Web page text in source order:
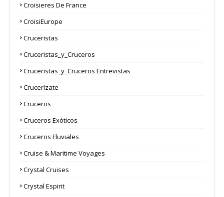
Croisieres De France
CroisiEurope
Cruceristas
Cruceristas_y_Cruceros
Cruceristas_y_Cruceros Entrevistas
Crucerízate
Cruceros
Cruceros Exóticos
Cruceros Fluviales
Cruise & Maritime Voyages
Crystal Cruises
Crystal Espirit